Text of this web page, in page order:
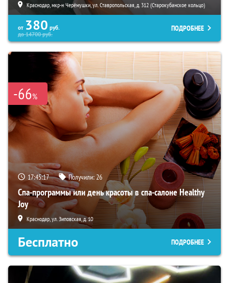
Краснодар, мкр-н Черёмушки, ул. Ставропольская, д. 312 (Старокубанское кольцо)
от 380 руб.
до14700руб.
ПОДРОБНЕЕ
-66%
17:45:15 Получили:26
Спа-программы или день красоты в спа-салоне Healthy
Joy
Краснодар, ул. Зиповская, д. 10
Бесплатно ПОДРОБНЕЕ